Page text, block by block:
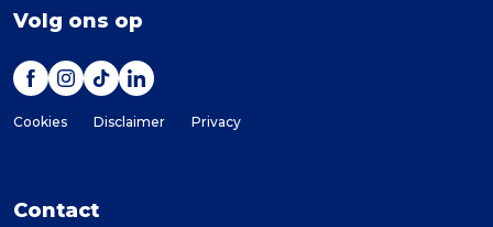
Volg ons op
Cookies Disclaimer Privacy
Contact